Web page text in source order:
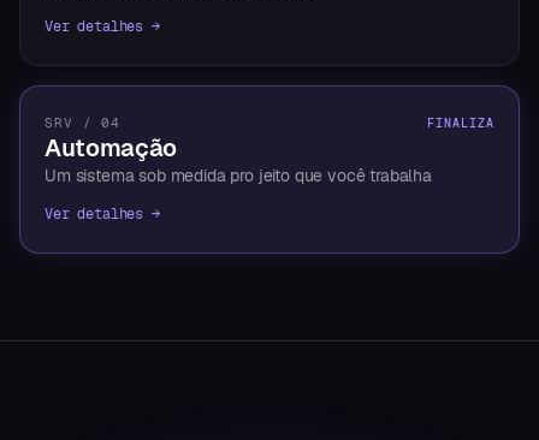
Ver detalhes →
SRV / 04 FINALIZA
Automação
Um sistema sob medida pro jeito que você trabalha
Ver detalhes →